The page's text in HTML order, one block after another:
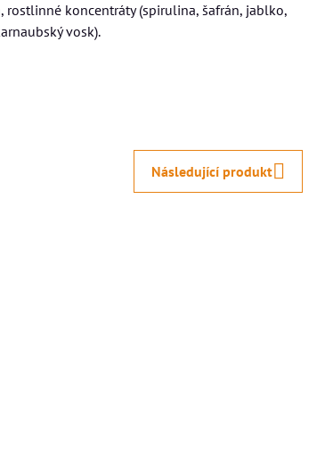
rostlinné koncentráty (spirulina, šafrán, jablko,
vosk).
Následující produkt